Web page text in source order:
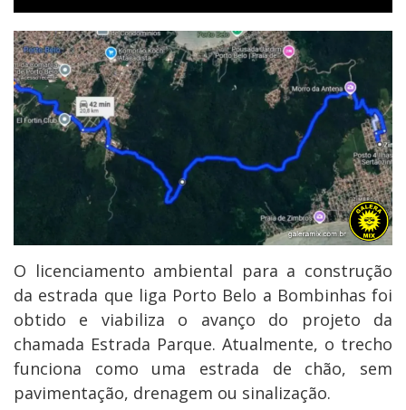
O licenciamento ambiental para a construção
da estrada que liga Porto Belo a Bombinhas foi
obtido e viabiliza o avanço do projeto da
chamada Estrada Parque. Atualmente, o trecho
funciona como uma estrada de chão, sem
pavimentação, drenagem ou sinalização.